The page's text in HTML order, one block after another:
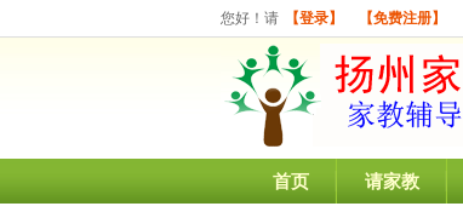
您好！请 【登录】 【免费注册】
首页 请家教